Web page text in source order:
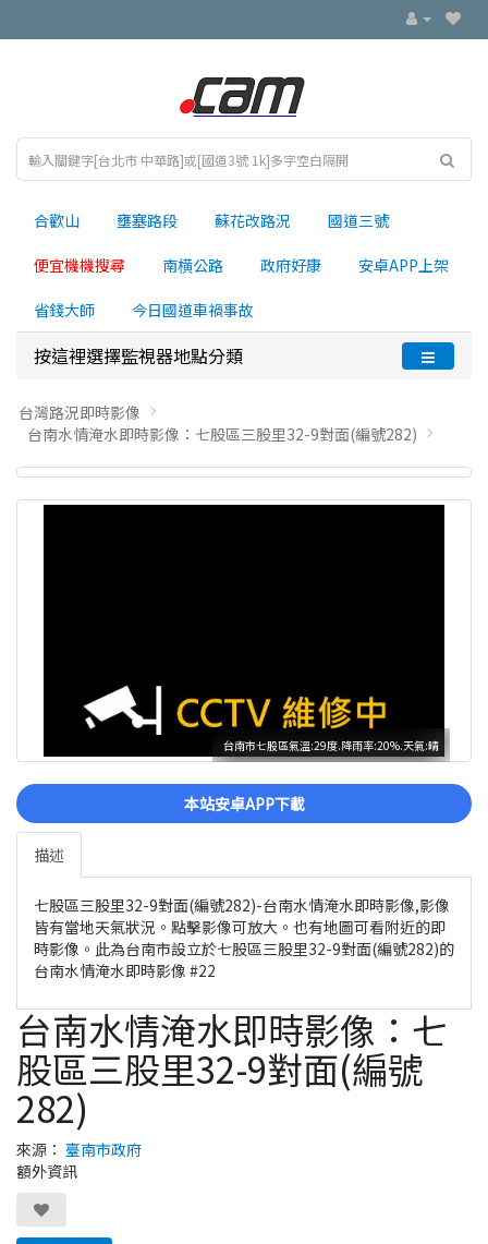
合歡山 壅塞路段 蘇花改路況 國道三號
便宜機機搜尋 南横公路 政府好康 安卓APP上架
省錢大師 今日國道車禍事故
按這裡選擇監視器地點分類
台灣路況即時影像
台南水情淹水即時影像：七股區三股里32-9對面(編號282)
台南市七股區氣溫:29度.降雨率:20%.天氣:晴
本站安卓APP下載
描述
七股區三股里32-9對面(編號282)-台南水情淹水即時影像,影像
皆有當地天氣狀況。點擊影像可放大。也有地圖可看附近的即
時影像。此為台南市設立於七股區三股里32-9對面(編號282)的
台南水情淹水即時影像 #22
台南水情淹水即時影像：七
股區三股里32-9對面(編號
282)
來源： 臺南市政府
額外資訊